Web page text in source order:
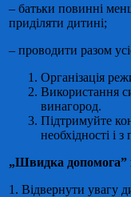
– батьки повинні
приділяти дитині;
– проводити разом
Організація
Використання
винагород.
Підтримуйте
необхідності і
„Швидка допомога”
1. Відвернути увагу